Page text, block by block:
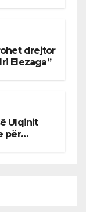
drejtor
Elezaga”
Ulqinit
për